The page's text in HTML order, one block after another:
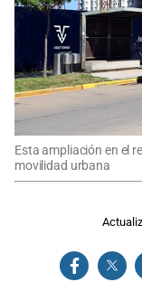
Esta ampliación en el
movilidad urbana